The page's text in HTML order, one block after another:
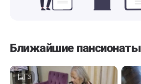
Ближайшие пансионаты
3